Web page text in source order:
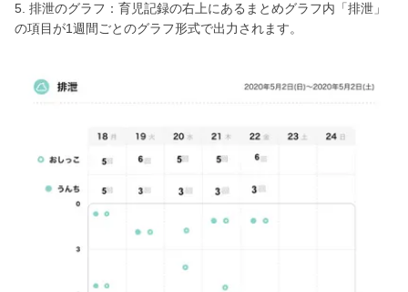
5. 排泄のグラフ：育児記録の右上にあるまとめグラフ内「排泄」
の項目が1週間ごとのグラフ形式で出力されます。